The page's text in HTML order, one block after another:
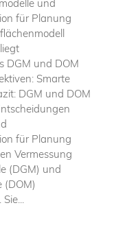
und
für Planung
DGM und DOM
Smarte
DGM und DOM
für Planung
Vermessung
(DGM) und
(DOM)